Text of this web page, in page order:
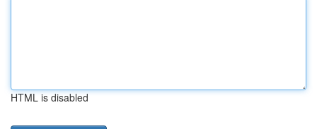
HTML is disabled